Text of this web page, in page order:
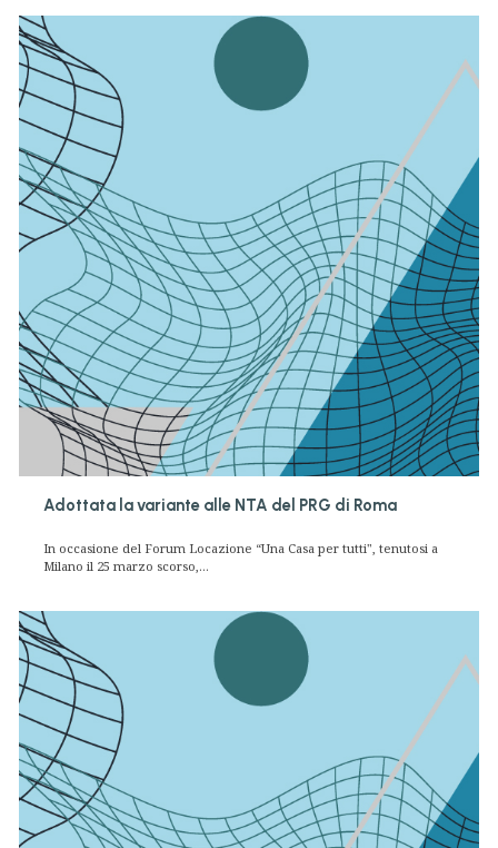
Adottata la variante alle NTA del PRG di Roma
In occasione del Forum Locazione “Una Casa per tutti", tenutosi a
Milano il 25 marzo scorso,...